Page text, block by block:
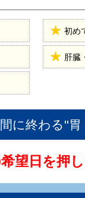
初め
肝臓
に終わる''
望日を押